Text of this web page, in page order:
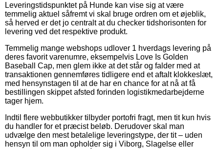
Leveringstidspunktet på Hunde kan vise sig at være
temmelig aktuel såfremt vi skal bruge ordren om et øjeblik,
så herved er det jo centralt at du checker tidshorisonten for
levering ved det respektive produkt.
Temmelig mange webshops udlover 1 hverdags levering på
deres favorit varenumre, eksempelvis Love Is Golden
Baseball Cap, men glem ikke at det står og falder med at
transaktionen gennemføres tidligere end et aftalt klokkeslæt,
med hensynstagen til at de har en chance for at nå at få
bestillingen skippet afsted forinden logistikmedarbejderne
tager hjem.
Indtil flere webbutikker tilbyder portofri fragt, men tit kun hvis
du handler for et præcist beløb. Derudover skal man
udvælge den mest betalelige leveringstype, der tit – uden
hensyn til om man opholder sig i Viborg, Slagelse eller